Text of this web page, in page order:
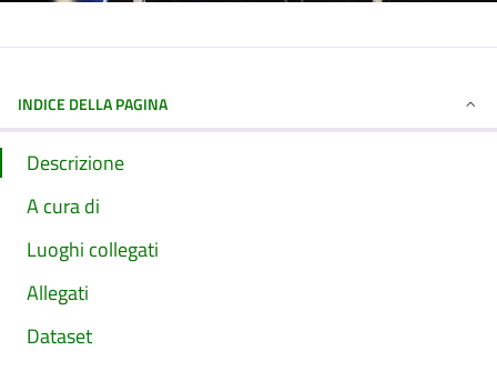
INDICE DELLA PAGINA
Descrizione
A cura di
Luoghi collegati
Allegati
Dataset